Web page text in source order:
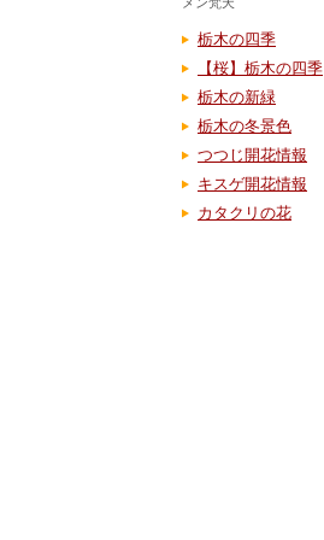
栃木の四季
【桜】栃木の四季
栃木の新緑
栃木の冬景色
つつじ開花情報
キスゲ開花情報
カタクリの花